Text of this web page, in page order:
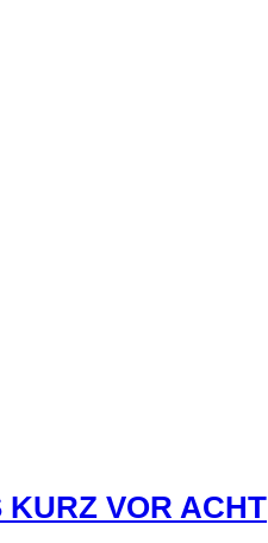
KURZ VOR ACHT